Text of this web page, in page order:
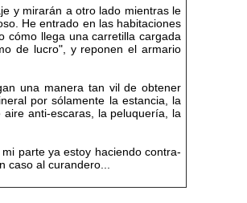
y mirarán a otro lado mientras le
He entrado en las habitaciones
cómo llega una carretilla cargada
de lucro", y reponen el armario
una manera tan vil de obtener
por sólamente la estancia, la
anti-escaras, la peluquería, la
parte ya estoy haciendo contra-
caso al curandero...